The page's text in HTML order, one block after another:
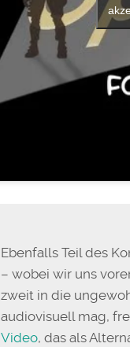
Ebenfalls Teil des
– wobei wir uns
zweit in die
audiovisuell mag,
Video, das als